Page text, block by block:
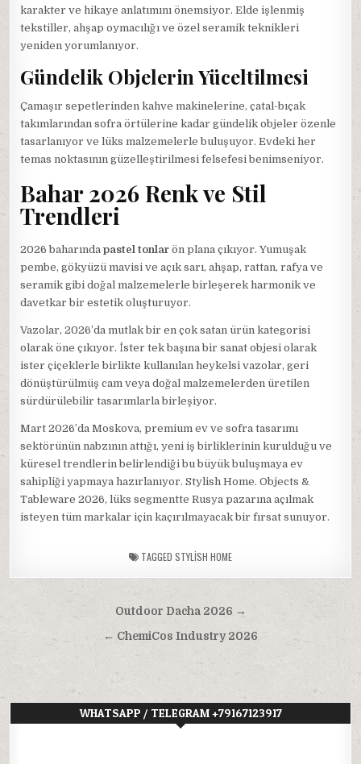
karakter ve hikaye anlatımını önemsiyor. Elde işlenmiş
tekstiller, ahşap oymacılığı ve özel seramik teknikleri
yeniden yorumlanıyor.
Gündelik Objelerin Yüceltilmesi
Çamaşır sepetlerinden kahve makinelerine, çatal-bıçak
takımlarından sofra örtülerine kadar gündelik objeler özenle
tasarlanıyor ve lüks malzemelerle buluşuyor. Evdeki her
temas noktasının güzelleştirilmesi felsefesi benimseniyor.
Bahar 2026 Renk ve Stil
Trendleri
2026 baharındapastel tonlar ön plana çıkıyor. Yumuşak
pembe, gökyüzü mavisi ve açık sarı, ahşap, rattan, rafya ve
seramik gibi doğal malzemelerle birleşerek harmonik ve
davetkar bir estetik oluşturuyor.
Vazolar, 2026’da mutlak bir en çok satan ürün kategorisi
olarak öne çıkıyor. İster tek başına bir sanat objesi olarak
ister çiçeklerle birlikte kullanılan heykelsi vazolar, geri
dönüştürülmüş cam veya doğal malzemelerden üretilen
sürdürülebilir tasarımlarla birleşiyor.
Mart 2026’da Moskova, premium ev ve sofra tasarımı
sektörünün nabzının attığı, yeni iş birliklerinin kurulduğu ve
küresel trendlerin belirlendiği bu büyük buluşmaya ev
sahipliği yapmaya hazırlanıyor. Stylish Home. Objects &
Tableware 2026, lüks segmentte Rusya pazarına açılmak
isteyen tüm markalar için kaçırılmayacak bir fırsat sunuyor.
TAGGED STYLISH HOME
Yazı
gezinmesi
Outdoor Dacha 2026 →
← ChemiCos Industry 2026
WHATSAPP / TELEGRAM +79167123917